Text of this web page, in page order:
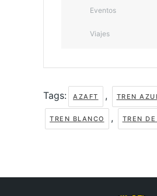
Eventos
Viajes
Tags: AZAFT , TREN
TREN BLANCO , TREN